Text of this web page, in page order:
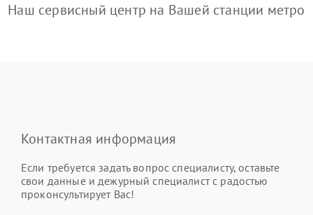
Наш сервисный центр на Вашей станции метро
Контактная информация
Если требуется задать вопрос специалисту, оставьте
свои данные и дежурный специалист с радостью
проконсультирует Вас!